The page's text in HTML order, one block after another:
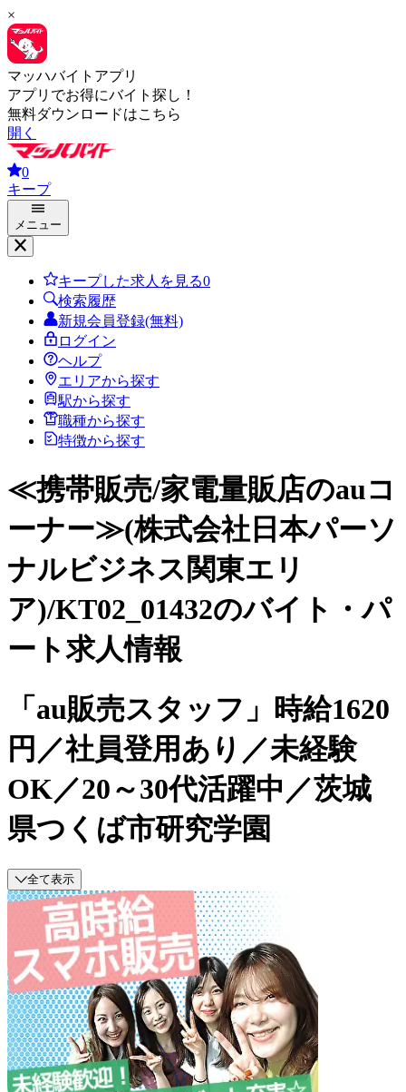
×
マッハバイトアプリ
アプリでお得にバイト探し！
無料ダウンロードはこちら
開く
0
キープ
メニュー
キープした求人を見る0
検索履歴
新規会員登録(無料)
ログイン
ヘルプ
エリアから探す
駅から探す
職種から探す
特徴から探す
≪携帯販売/家電量販店のauコ
ーナー≫(株式会社日本パーソ
ナルビジネス関東エリ
ア)/KT02_01432のバイト・パ
ート求人情報
「au販売スタッフ」時給1620
円／社員登用あり／未経験
OK／20～30代活躍中／茨城
県つくば市研究学園
全て表示